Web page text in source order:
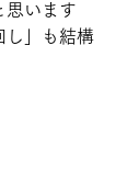
思います
し」も結構